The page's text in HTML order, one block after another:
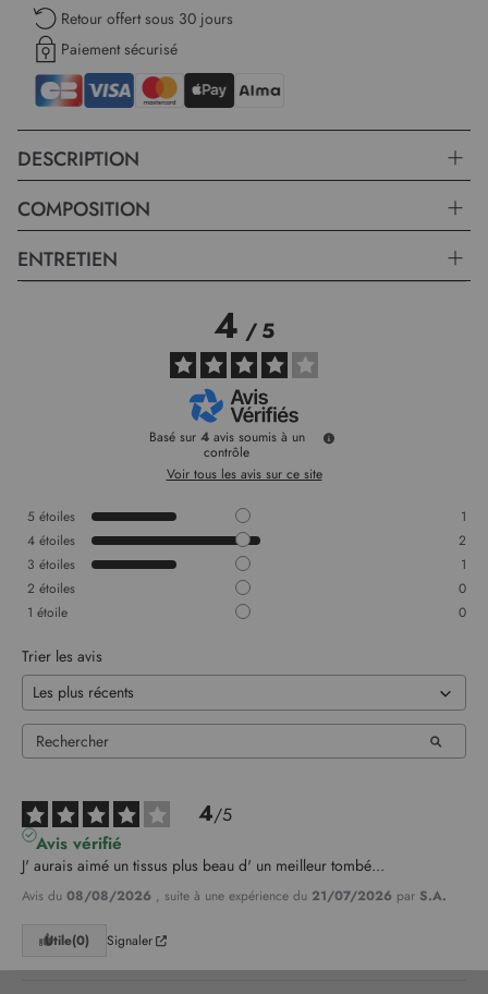
Retour offert sous 30 jours
Paiement sécurisé
DESCRIPTION
COMPOSITION
ENTRETIEN
4/5
Basé sur 4 avis soumis à un
contrôle
Voir tous les avis sur ce site
5 étoiles
1
4 étoiles
2
3 étoiles
1
2 étoiles
0
1 étoile 0
Trier les avis
4/5
Avis vérifié
J' aurais aimé un tissus plus beau d' un meilleur tombé...
Avis du 08/08/2026 , suite à une expérience du 21/07/2026 par S.A.
Utile(0) Signaler